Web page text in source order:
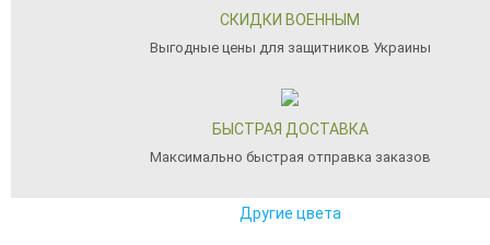
СКИДКИ ВОЕННЫМ
Выгодные цены для защитников Украины
БЫСТРАЯ ДОСТАВКА
Максимально быстрая отправка заказов
Другие цвета